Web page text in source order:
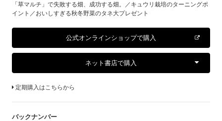
「草マルチ」で失敗する畑、成功する畑。／キュウリ栽培のターニングポ
イント／おいしすぎる秋冬野菜のタネ大プレゼント
公式オンラインショップで購入
ネット書店で購入
定期購入はこちらから
バックナンバー